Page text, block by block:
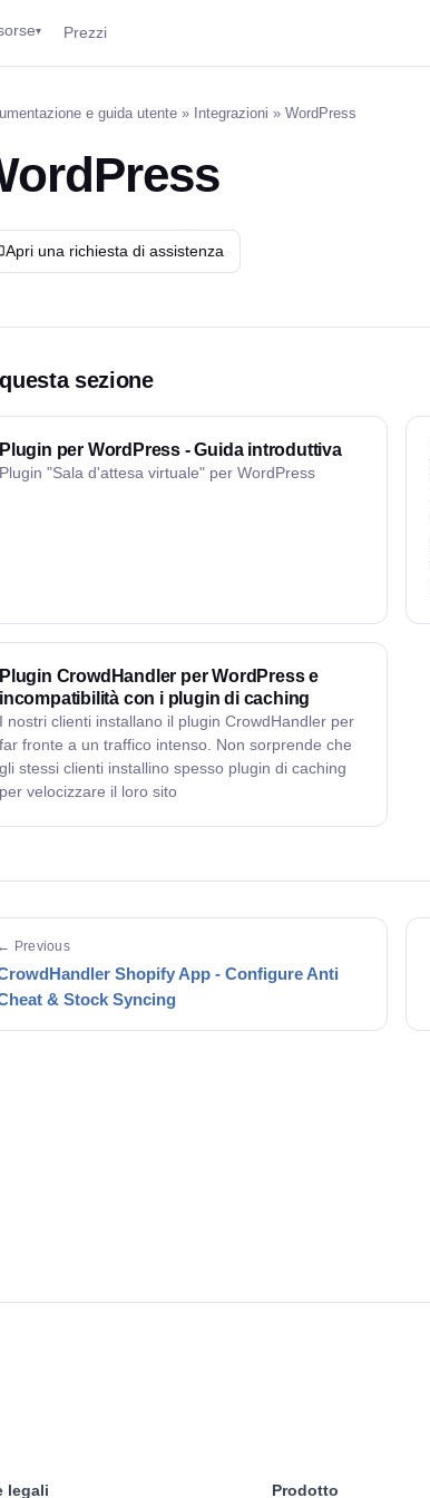
▾ Prezzi
e guida utente » Integrazioni » WordPress
Apri una richiesta di assistenza
sezione
Plugin per WordPress - Guida introduttiva
Plugin "Sala d'attesa virtuale" per WordPress
Plugin CrowdHandler per WordPress e
incompatibilità con i plugin di caching
I nostri clienti installano il plugin CrowdHandler per
far fronte a un traffico intenso. Non sorprende che
gli stessi clienti installino spesso plugin di caching
per velocizzare il loro sito
Previous
Shopify App - Configure Anti
& Stock Syncing
legali Prodotto